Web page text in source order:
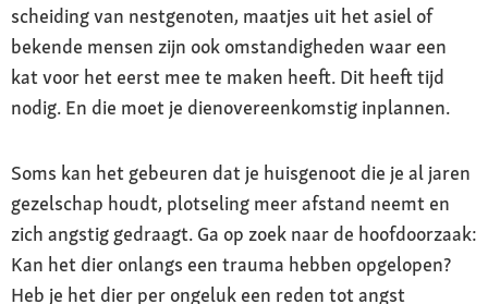
scheiding van nestgenoten, maatjes uit het asiel of
bekende mensen zijn ook omstandigheden waar een
kat voor het eerst mee te maken heeft. Dit heeft tijd
nodig. En die moet je dienovereenkomstig inplannen.
Soms kan het gebeuren dat je huisgenoot die je al jaren
gezelschap houdt, plotseling meer afstand neemt en
zich angstig gedraagt. Ga op zoek naar de hoofdoorzaak:
Kan het dier onlangs een trauma hebben opgelopen?
Heb je het dier per ongeluk een reden tot angst